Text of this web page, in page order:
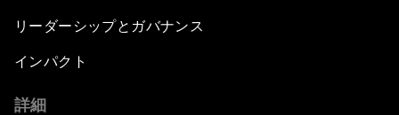
リーダーシップとガバナンス
インパクト
詳細